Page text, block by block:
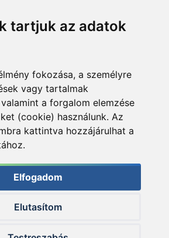
tartjuk az adatok
fokozása, a személyre
vagy tartalmak
a forgalom elemzése
(cookie) használunk. Az
kattintva hozzájárulhat a
Elfogadom
Elutasítom